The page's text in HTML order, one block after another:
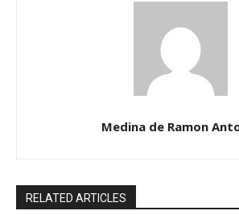
Medina de Ramon
RELATED ARTICLES